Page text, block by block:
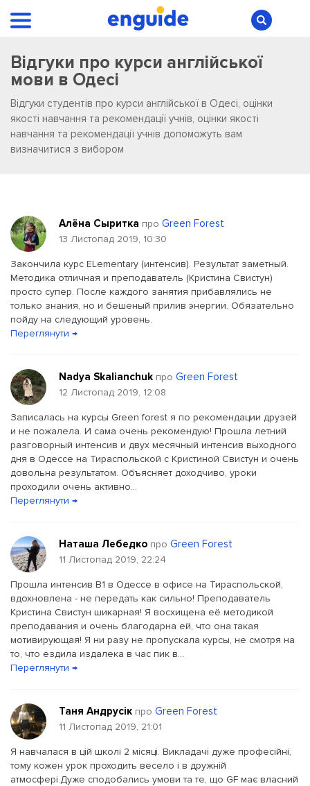
Відгуки про курси англійської
мови в Одесі
Відгуки студентів про курси англійської в Одесі, оцінки
якості навчання та рекомендації учнів, оцінки якості
навчання та рекомендації учнів допоможуть вам
визначитися з вибором
Алёна Сыритка про Green Forest
13 Листопад 2019, 10:30
Закончила курс ELementary (интенсив). Результат заметный.
Методика отличная и преподаватель (Кристина Свистун)
просто супер. После каждого занятия прибавлялись не
только знания, но и бешеный прилив энергии. Обязательно
пойду на следующий уровень.
Переглянути →
Nadya Skalianchuk про Green Forest
12 Листопад 2019, 12:08
Записалась на курсы Green forest я по рекомендации друзей
и не пожалела. И сама очень рекомендую! Прошла летний
разговорный интенсив и двух месячный интенсив выходного
дня в Одессе на Тираспольской с Кристиной Свистун и очень
довольна результатом. Объясняет доходчиво, уроки
проходили очень активно...
Переглянути →
Наташа Лебедко про Green Forest
11 Листопад 2019, 22:24
Прошла интенсив В1 в Одессе в офисе на Тираспольской,
вдохновлена - не передать как сильно! Преподаватель
Кристина Свистун шикарная! Я восхищена её методикой
преподавания и очень благодарна ей, что она такая
мотивирующая! Я ни разу не пропускала курсы, не смотря на
то, что ездила издалека в час пик в...
Переглянути →
Таня Андрусік про Green Forest
11 Листопад 2019, 21:01
Я навчалася в цій школі 2 місяці. Викладачі дуже професійні,
тому кожен урок проходить весело і в дружній
атмосфері.Дуже сподобались умови та те, що GF має власний